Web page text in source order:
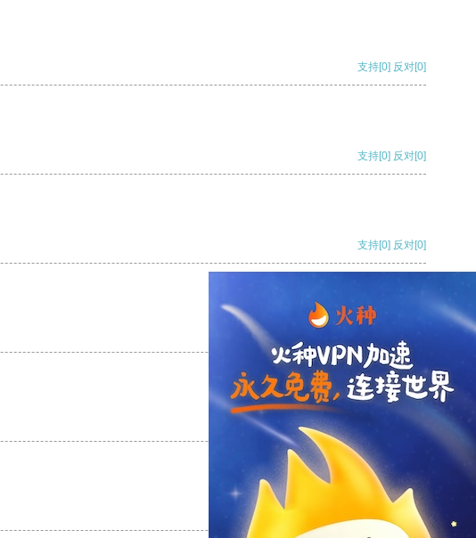
支持[0] 反对[0]
支持[0] 反对[0]
支持[0] 反对[0]
反对
反对[0]